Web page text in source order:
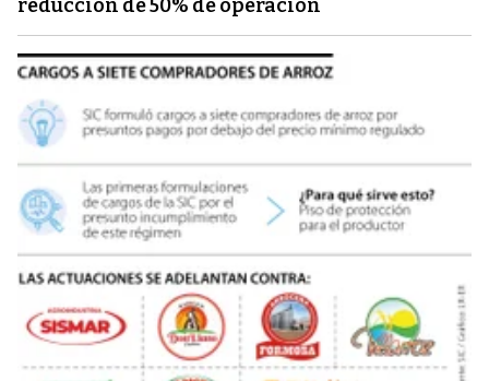
reducción de 50% de operación